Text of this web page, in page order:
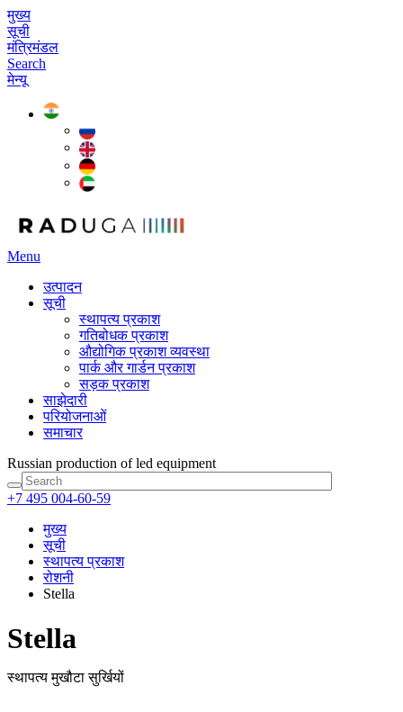
मुख्य
सूची
मंत्रिमंडल
Search
मेन्यू
Menu
उत्पादन
सूची
स्थापत्य प्रकाश
गतिबोधक प्रकाश
औद्योगिक प्रकाश व्यवस्था
पार्क और गार्डन प्रकाश
सड़क प्रकाश
साझेदारी
परियोजनाओं
समाचार
Russian production of led equipment
+7 495 004-60-59
मुख्य
सूची
स्थापत्य प्रकाश
रोशनी
Stella
Stella
स्थापत्य मुखौटा सुर्खियों